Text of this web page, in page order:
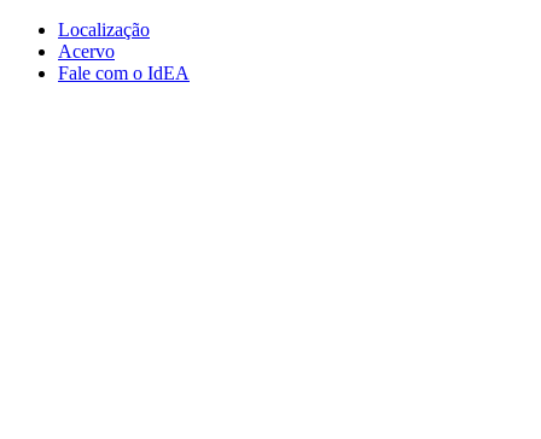
Conteúdo principal
Localização
Acervo
Fale com o IdEA